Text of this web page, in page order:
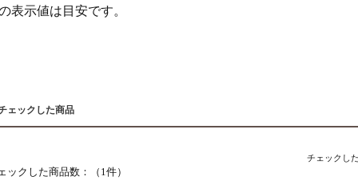
表示値は目安です。
ェックした商品
チェックし
ックした商品数：（1件）